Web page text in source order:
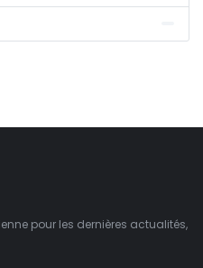
pour les dernières actualités,